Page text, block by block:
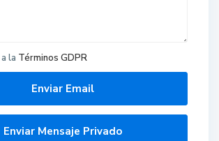
la Términos GDPR